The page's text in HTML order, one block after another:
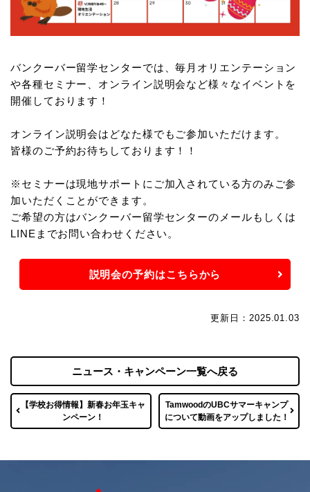
バンクーバー留学センターでは、毎月オリエンテーション
や各種セミナー、オンライン説明会など様々なイベントを
開催しております！
オンライン説明会はどなた様でもご参加いただけます。
皆様のご予約お待ちしております！！
※セミナーは現地サポートにご加入されている方のみご参
加いただくことができます。
ご希望の方はバンクーバー留学センターのメールもしくは
LINEまでお問い合わせください。
説明会の予約はこちらから
更新日：2025.01.03
【学校お得情報】新春お年玉キャ
ンペーン！
ニュース・キャンペーン一覧へ戻る
TamwoodのUBCサマーキャンプ
について動画をアップしました！